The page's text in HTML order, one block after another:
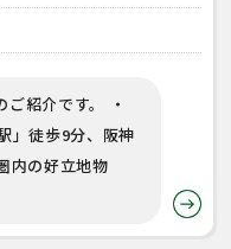
紹介です。 ・
」徒歩9分、阪神
内の好立地物